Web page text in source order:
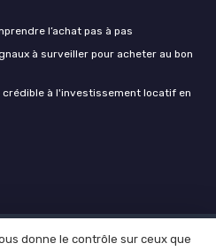
l’achat pas à pas
à surveiller pour acheter au bon
à l'investissement locatif en
de confidentialité Devis
donne le contrôle sur ceux que